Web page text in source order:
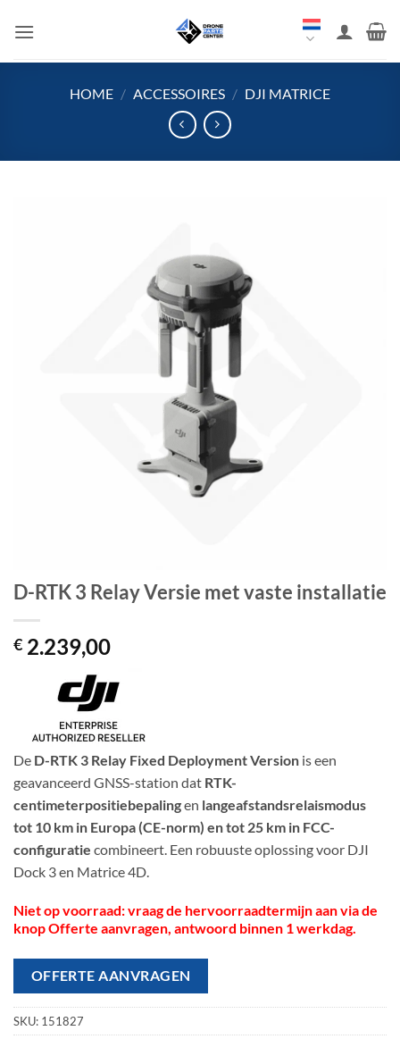
naar
HOME / ACCESSOIRES / DJI MATRICE
D-RTK 3 Relay Versie met vaste installatie
€ 2.239,00
De D-RTK 3 Relay Fixed Deployment Version is een
geavanceerd GNSS-station dat RTK-
centimeterpositiebepalingen langeafstandsrelaismodus
tot 10 km in Europa (CE-norm) en tot 25 km in FCC-
configuratie combineert. Een robuuste oplossing voor DJI
Dock 3 en Matrice 4D.
Niet op voorraad: vraag de hervoorraadtermijn aan via de
knop Offerte aanvragen, antwoord binnen 1 werkdag.
OFFERTE AANVRAGEN
SKU: 151827